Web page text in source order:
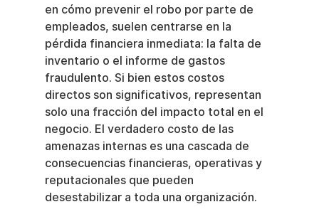
en cómo prevenir el robo por parte de
empleados, suelen centrarse en la
pérdida financiera inmediata: la falta de
inventario o el informe de gastos
fraudulento. Si bien estos costos
directos son significativos, representan
solo una fracción del impacto total en el
negocio. El verdadero costo de las
amenazas internas es una cascada de
consecuencias financieras, operativas y
reputacionales que pueden
desestabilizar a toda una organización.